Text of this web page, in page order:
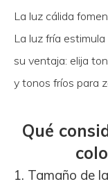
La luz cálida
La luz fría
su ventaja: elija
y tonos fríos para
Qué
1. Tamaño de